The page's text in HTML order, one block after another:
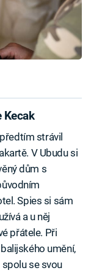
Kecak
strávil
V Ubudu si
dům s
Spies si sám
a u něj
přátele. Při
umění,
se svou